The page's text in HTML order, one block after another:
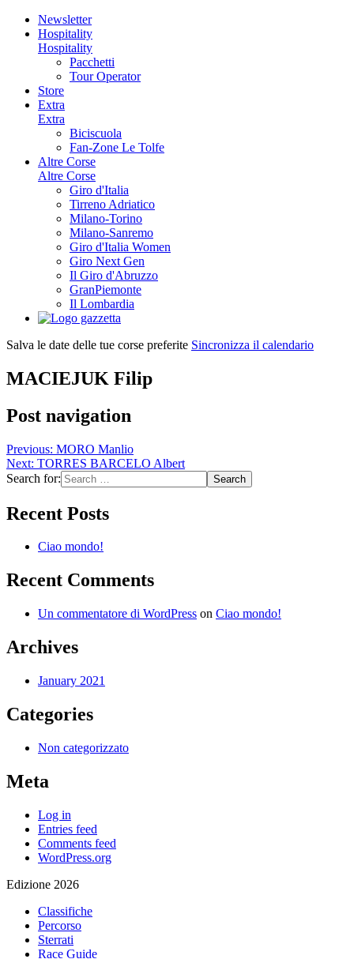
Newsletter
Hospitality
Hospitality
Pacchetti
Tour Operator
Store
Extra
Extra
Biciscuola
Fan-Zone Le Tolfe
Altre Corse
Altre Corse
Giro d'Italia
Tirreno Adriatico
Milano-Torino
Milano-Sanremo
Giro d'Italia Women
Giro Next Gen
Il Giro d'Abruzzo
GranPiemonte
Il Lombardia
Salva le date delle tue corse preferite Sincronizza il calendario
MACIEJUK Filip
Post navigation
Previous: MORO Manlio
Next: TORRES BARCELO Albert
Search for:
Recent Posts
Ciao mondo!
Recent Comments
Un commentatore di WordPress on Ciao mondo!
Archives
January 2021
Categories
Non categorizzato
Meta
Log in
Entries feed
Comments feed
WordPress.org
Edizione 2026
Classifiche
Percorso
Sterrati
Race Guide